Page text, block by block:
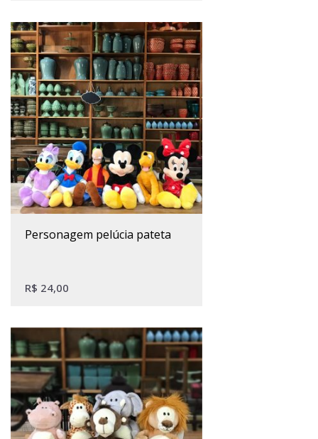
personagem pelúcia pateta
R$ 24,00